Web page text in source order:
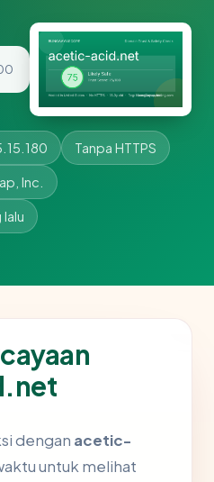
Tanpa HTTPS
Inc.
lalu
dengan acetic-
untuk melihat